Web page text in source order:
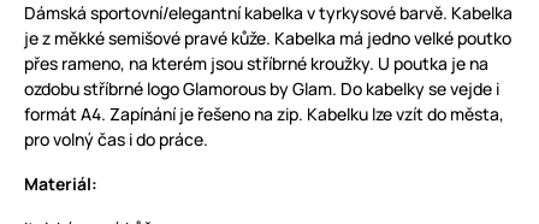
Dámská sportovní/elegantní kabelka v tyrkysové barvě. Kabelka
je z měkké semišové pravé kůže. Kabelka má jedno velké poutko
přes rameno, na kterém jsou stříbrné kroužky. U poutka je na
ozdobu stříbrné logo Glamorous by Glam. Do kabelky se vejde i
formát A4. Zapínání je řešeno na zip. Kabelku lze vzít do města,
pro volný čas i do práce.
Materiál: